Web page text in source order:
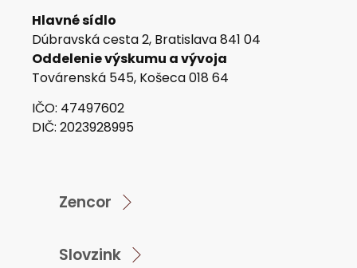
Hlavné sídlo
Dúbravská cesta 2, Bratislava 841 04
Oddelenie výskumu a vývoja
Továrenská 545, Košeca 018 64
IČO: 47497602
DIČ: 2023928995
Zencor
Slovzink